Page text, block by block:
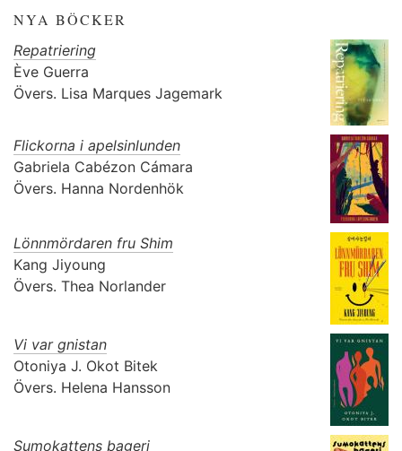
NYA BÖCKER
Repatriering
Ève Guerra
Övers. Lisa Marques Jagemark
Flickorna i apelsinlunden
Gabriela Cabézon Cámara
Övers. Hanna Nordenhök
Lönnmördaren fru Shim
Kang Jiyoung
Övers. Thea Norlander
Vi var gnistan
Otoniya J. Okot Bitek
Övers. Helena Hansson
Sumokattens bageri